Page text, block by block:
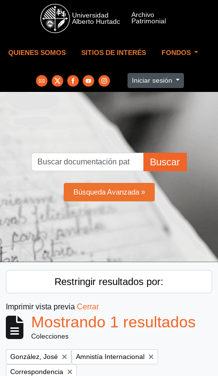
Skip to main content
QUIENES SOMOS SITIOS DE INTERÉS FONDOS
Iniciar sesión
Buscar
Búsqueda Avanzada »
Restringir resultados por:
Imprimir vista previa Cerrar
Mostrando 1 resultados
Colecciones
Remove filter:
González, José Remove filter:
Amnistía Internacional
Remove filter:
Correspondencia